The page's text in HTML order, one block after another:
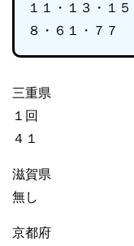
１１・１３・１
８・６１・７７
三重県
１回
４１
滋賀県
無し
京都府